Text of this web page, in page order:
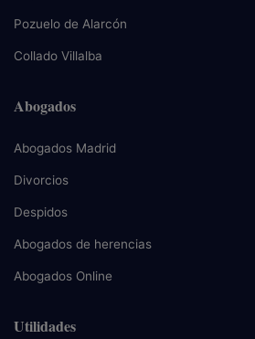
Pozuelo de Alarcón
Collado Villalba
Abogados
Abogados Madrid
Divorcios
Despidos
Abogados de herencias
Abogados Online
Utilidades